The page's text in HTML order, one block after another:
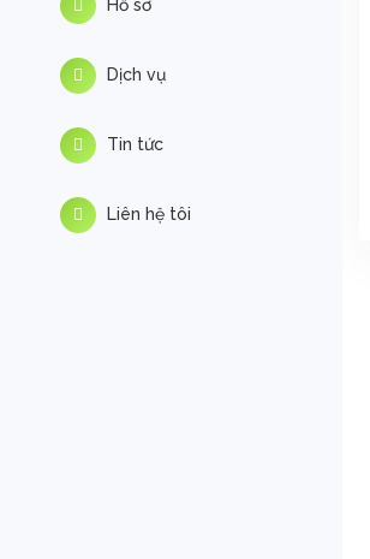
Hồ sơ
Dịch vụ
Tin tức
Liên hệ tôi